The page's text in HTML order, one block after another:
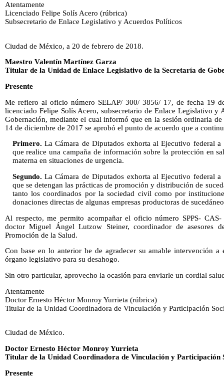
Atentamente
Licenciado Felipe Solís Acero (rúbrica)
Subsecretario de Enlace Legislativo y Acuerdos Políticos
Ciudad de México, a 20 de febrero de 2018.
Maestro Valentín Martínez Garza
Titular de la Unidad de Enlace Legislativo de la Secretaría de
Presente
Me refiero al oficio número SELAP/ 300/ 3856/ 17, de fecha 19
licenciado Felipe Solís Acero, subsecretario de Enlace Legislativo y
Gobernación, mediante el cual informó que en la sesión ordinaria
14 de diciembre de 2017 se aprobó el punto de acuerdo que a
Primero. La Cámara de Diputados exhorta al Ejecutivo federal
que realice una campaña de información sobre la protección en
materna en situaciones de urgencia.
Segundo. La Cámara de Diputados exhorta al Ejecutivo federal
que se detengan las prácticas de promoción y distribución de
tanto los coordinados por la sociedad civil como por
donaciones directas de algunas empresas productoras de
Al respecto, me permito acompañar el oficio número SPPS-
doctor Miguel Ángel Lutzow Steiner, coordinador de asesores
Promoción de la Salud.
Con base en lo anterior he de agradecer su amable intervención
órgano legislativo para su desahogo.
Sin otro particular, aprovecho la ocasión para enviarle un cordial
Atentamente
Doctor Ernesto Héctor Monroy Yurrieta (rúbrica)
Titular de la Unidad Coordinadora de Vinculación y Participación
Ciudad de México.
Doctor Ernesto Héctor Monroy Yurrieta
Titular de la Unidad Coordinadora de Vinculación y Participación
Presente